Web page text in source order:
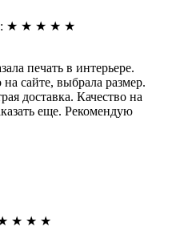
: ★ ★ ★ ★ ★
печать в интерьере.
сайте, выбрала размер.
доставка. Качество на
еще. Рекомендую
★ ★ ★